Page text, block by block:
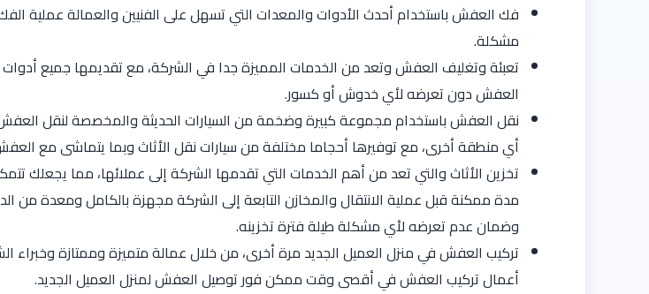
فك العفش باستخدام أحدث الأدوات والمعدات التي تسهل على الفنيين والعمالة عملية
مشكلة.
تعبئة وتغليف العفش وتعد من الخدمات المميزة جدا في الشركة، مع تقديمها جميع
العفش دون تعرضه لأي خدوش أو كسور.
نقل العفش باستخدام مجموعة كبيرة وضخمة من السيارات الحديثة والمخصصة لنقل
أي منطقة أخرى، مع توفيرها أحجاما مختلفة من سيارات نقل الأثاث وبما يتماشى مع
تخزين الأثاث والتي تعد من أهم الخدمات التي تقدمها الشركة إلى عملائها، مما يجعلك
مدة ممكنة قبل عملية الانتقال والمخازن التابعة إلى الشركة مجهزة بالكامل ومعدة من
وضمان عدم تعرضه لأي مشكلة طيلة فترة تخزينه.
تركيب العفش في منزل العميل الجديد مرة أخرى، من خلال عمالة متميزة وممتازة وخبراء
أعمال تركيب العفش في أقصى وقت ممكن فور توصيل العفش لمنزل العميل الجديد.